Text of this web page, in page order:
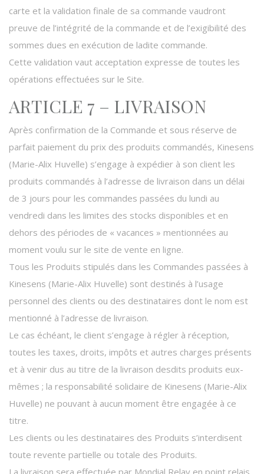
carte et la validation finale de sa commande vaudront
preuve de l’intégrité de la commande et de l’exigibilité des
sommes dues en exécution de ladite commande.
Cette validation vaut acceptation expresse de toutes les
opérations effectuées sur le Site.
ARTICLE 7 – LIVRAISON
Après confirmation de la Commande et sous réserve de
parfait paiement du prix des produits commandés, Kinesens
(Marie-Alix Huvelle) s’engage à expédier à son client les
produits commandés à l’adresse de livraison dans un délai
de 3 jours pour les commandes passées du lundi au
vendredi dans les limites des stocks disponibles et en
dehors des périodes de « vacances » mentionnées au
moment voulu sur le site de vente en ligne.
Tous les Produits stipulés dans les Commandes passées à
Kinesens (Marie-Alix Huvelle) sont destinés à l’usage
personnel des clients ou des destinataires dont le nom est
mentionné à l’adresse de livraison.
Le cas échéant, le client s’engage à régler à réception,
toutes les taxes, droits, impôts et autres charges présents
et à venir dus au titre de la livraison desdits produits eux-
mêmes ; la responsabilité solidaire de Kinesens (Marie-Alix
Huvelle) ne pouvant à aucun moment être engagée à ce
titre.
Les clients ou les destinataires des Produits s’interdisent
toute revente partielle ou totale des Produits.
La livraison sera effectuée par Mondial Relay en point relais